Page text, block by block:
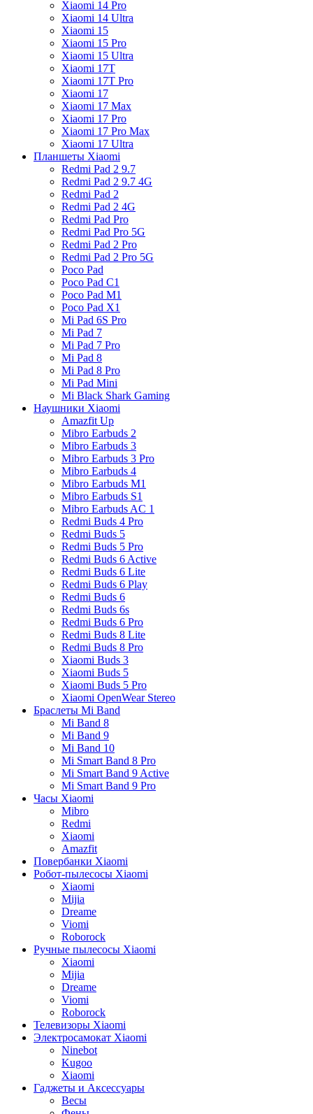
Xiaomi 14 Pro
Xiaomi 14 Ultra
Xiaomi 15
Xiaomi 15 Pro
Xiaomi 15 Ultra
Xiaomi 17T
Xiaomi 17T Pro
Xiaomi 17
Xiaomi 17 Max
Xiaomi 17 Pro
Xiaomi 17 Pro Max
Xiaomi 17 Ultra
Планшеты Xiaomi
Redmi Pad 2 9.7
Redmi Pad 2 9.7 4G
Redmi Pad 2
Redmi Pad 2 4G
Redmi Pad Pro
Redmi Pad Pro 5G
Redmi Pad 2 Pro
Redmi Pad 2 Pro 5G
Poco Pad
Poco Pad C1
Poco Pad M1
Poco Pad X1
Mi Pad 6S Pro
Mi Pad 7
Mi Pad 7 Pro
Mi Pad 8
Mi Pad 8 Pro
Mi Pad Mini
Mi Black Shark Gaming
Наушники Xiaomi
Amazfit Up
Mibro Earbuds 2
Mibro Earbuds 3
Mibro Earbuds 3 Pro
Mibro Earbuds 4
Mibro Earbuds M1
Mibro Earbuds S1
Mibro Earbuds AC 1
Redmi Buds 4 Pro
Redmi Buds 5
Redmi Buds 5 Pro
Redmi Buds 6 Active
Redmi Buds 6 Lite
Redmi Buds 6 Play
Redmi Buds 6
Redmi Buds 6s
Redmi Buds 6 Pro
Redmi Buds 8 Lite
Redmi Buds 8 Pro
Xiaomi Buds 3
Xiaomi Buds 5
Xiaomi Buds 5 Pro
Xiaomi OpenWear Stereo
Браслеты Mi Band
Mi Band 8
Mi Band 9
Mi Band 10
Mi Smart Band 8 Pro
Mi Smart Band 9 Active
Mi Smart Band 9 Pro
Часы Xiaomi
Mibro
Redmi
Xiaomi
Amazfit
Повербанки Xiaomi
Робот-пылесосы Xiaomi
Xiaomi
Mijia
Dreame
Viomi
Roborock
Ручные пылесосы Xiaomi
Xiaomi
Mijia
Dreame
Viomi
Roborock
Телевизоры Xiaomi
Электросамокат Xiaomi
Ninebot
Kugoo
Xiaomi
Гаджеты и Аксессуары
Весы